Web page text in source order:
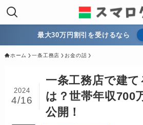
最大30万円割引を受けるなら
ホーム 一条工務店 お金の話
一条工務店で建
は？世帯年収700
公開！
2024
4/16